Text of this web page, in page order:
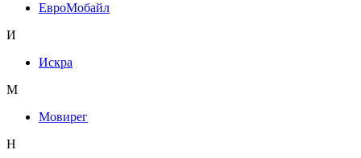
ЕвроМобайл
И
Искра
М
Мовирег
Н